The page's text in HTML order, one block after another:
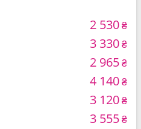
2 530₴
3 330₴
2 965₴
4 140₴
3 120₴
3 555₴